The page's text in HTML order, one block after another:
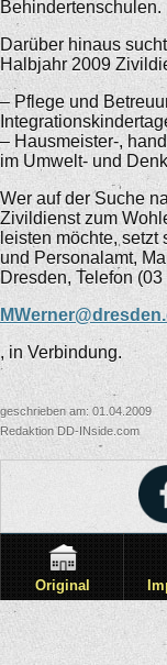
Behindertenschulen.
Darüber hinaus
Halbjahr 2009
– Pflege und
– Hausmeister-,
im Umwelt- und
Wer auf der Suche
Zivildienst zum
leisten möchte, setzt
und Personalamt,
Dresden, Telefon (03
, in Verbindung.
geschrieben am: 01.04.2009
Redaktion DD-INside.com
Original